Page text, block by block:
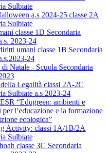
Sulbiate
a.s 2024-25 classe 2A
Sulbiate
classe 1D Secondaria
2023-24
umani classe 1B Secondaria
24
Natale - Scuola Secondaria
Legalità classi 2A-2C
Sulbiate a.s 2023-24
“Edugreen: ambienti e
per l’educazione e la formazione
ecologica”
Activity: classi 1A/1B/2A
Sulbiate
classe 3C Secondaria